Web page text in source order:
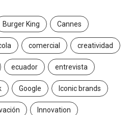
Burger King Cannes
comercial creatividad
ecuador entrevista
Google Iconic brands
Innovation